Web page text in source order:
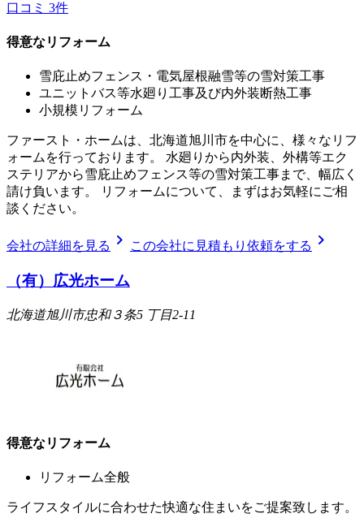
口コミ 3件
得意なリフォーム
雪庇止めフェンス・電気屋根融雪等の雪対策工事
ユニットバス等水廻り工事及び内外装断熱工事
小規模リフォーム
ファースト・ホームは、北海道旭川市を中心に、様々なリフ
ォームを行っております。 水廻りから内外装、外構等エク
ステリアから雪庇止めフェンス等の雪対策工事まで、幅広く
請け負います。 リフォームについて、まずはお気軽にご相
談ください。
会社の詳細を見る chevron_right この会社に見積もり依頼をする chevron_right
（有）広光ホーム
北海道旭川市忠和３条5 丁目2-11
得意なリフォーム
リフォーム全般
ライフスタイルに合わせた快適な住まいをご提案致します。